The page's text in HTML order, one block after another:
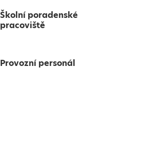
Školní poradenské
pracoviště
Provozní personál